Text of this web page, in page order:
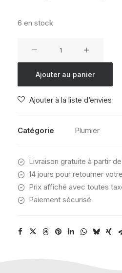
initial
6 en stock
SCHOOL
XL
BASIL
Ajouter au panier
Ajouter à la liste d’envies
Catégorie Plumier
Livraison gratuite à partir
14 jours pour retourner
Prix affiché avec toutes
Paiement sécurisé